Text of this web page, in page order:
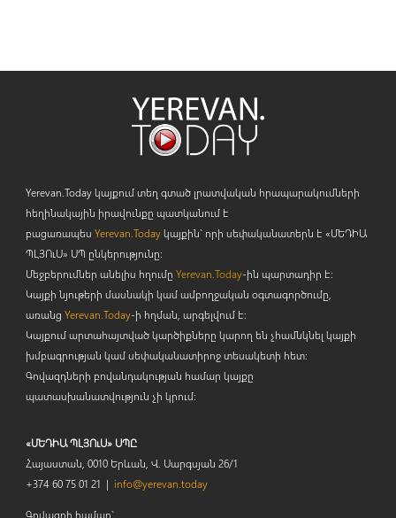
Yerevan.Today կայքում տեղ գտած լրատվական հրապարակումների
հեղինակային իրավունքը պատկանում է
բացառապես Yerevan.Todayկայքին` որի սեփականատերն է «ՄԵԴԻԱ
ՊԼՅՈւՍ» ՍՊ ընկերությունը։
Մեջբերումներ անելիս հղումը Yerevan.Today-ին պարտադիր է:
Կայքի նյութերի մասնակի կամ ամբողջական օգտագործումը,
առանց Yerevan.Today-ի հղման, արգելվում է:
Կայքում արտահայտված կարծիքները կարող են չհամնկնել կայքի
խմբագրության կամ սեփականատիրոջ տեսակետի հետ:
Գովազդների բովանդակության համար կայքը
պատասխանատվություն չի կրում:
«ՄԵԴԻԱ ՊԼՅՈւՍ» ՍՊԸ
Հայաստան, 0010 Երևան, Վ. Սարգսյան 26/1
+374 60 75 01 21 | info@yerevan.today
Գովազդի համար`